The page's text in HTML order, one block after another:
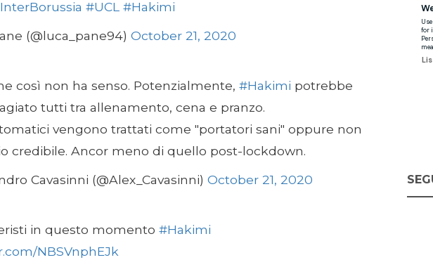
#UCL #Hakimi
(@luca_pane94) October 21, 2020
così non ha senso. Potenzialmente, #Hakimi potrebbe
tutti tra allenamento, cena e pranzo.
vengono trattati come "portatori sani" oppure non
credibile. Ancor meno di quello post-lockdown.
Cavasinni (@Alex_Cavasinni) October 21, 2020
in questo momento #Hakimi
NBSVnphEJk